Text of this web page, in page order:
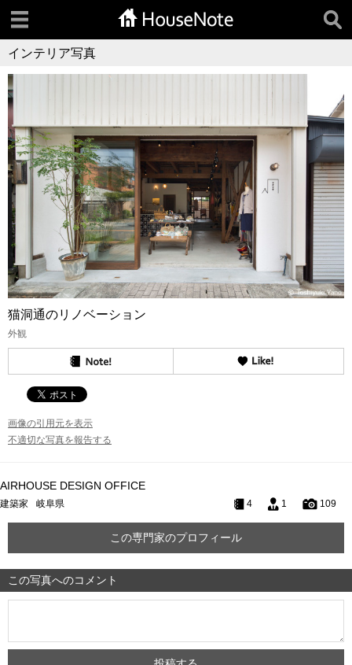
インテリア写真
猫洞通のリノベーション
外観
画像の引用元を表示
不適切な写真を報告する
AIRHOUSE DESIGN OFFICE
建築家 岐阜県 4 1 109
この専門家のプロフィール
この写真へのコメント